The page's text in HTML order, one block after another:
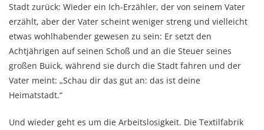
Stadt zurück: Wieder ein Ich-Erzähler, der von seinem Vater
erzählt, aber der Vater scheint weniger streng und vielleicht
etwas wohlhabender gewesen zu sein: Er setzt den
Achtjährigen auf seinen Schoß und an die Steuer seines
großen Buick, während sie durch die Stadt fahren und der
Vater meint: „Schau dir das gut an: das ist deine
Heimatstadt.“
Und wieder geht es um die Arbeitslosigkeit. Die Textilfabrik